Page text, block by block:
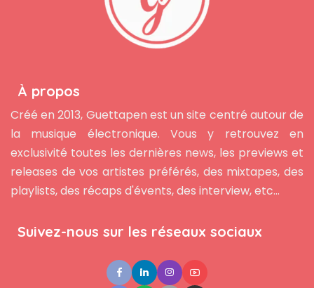
À propos
Créé en 2013, Guettapen est un site centré autour de
la musique électronique. Vous y retrouvez en
exclusivité toutes les dernières news, les previews et
releases de vos artistes préférés, des mixtapes, des
playlists, des récaps d'évents, des interview, etc...
Suivez-nous sur les réseaux sociaux